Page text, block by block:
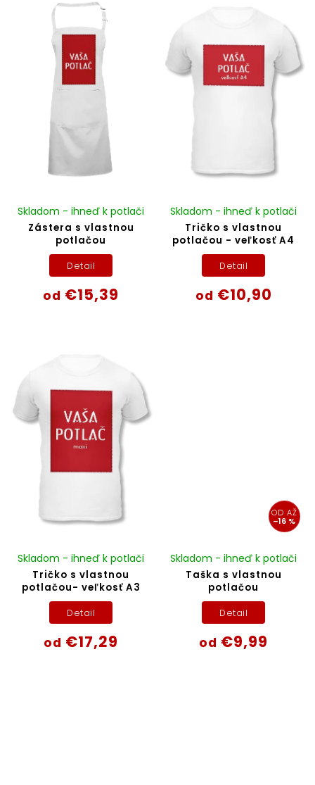
Zástera s vlastnou
potlačou
Skladom - ihneď k potlači
od €15,39
Detail
Tričko s vlastnou
potlačou - veľkosť A4
Skladom - ihneď k potlači
od €10,90
Detail
Tričko s vlastnou
potlačou- veľkosť A3
Skladom - ihneď k potlači
od €17,29
Detail
OD AŽ
–16 %
Taška s vlastnou
potlačou
Skladom - ihneď k potlači
od €9,99
Detail